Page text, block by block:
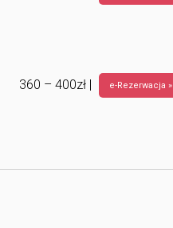
360 – 400zł | e-Rezerwacja »